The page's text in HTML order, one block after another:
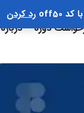
رد کردن
دوره درباره